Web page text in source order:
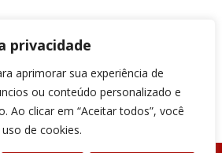
privacidade
aprimorar sua experiência de
ou conteúdo personalizado e
Ao clicar em “Aceitar todos”, você
de cookies.
os...